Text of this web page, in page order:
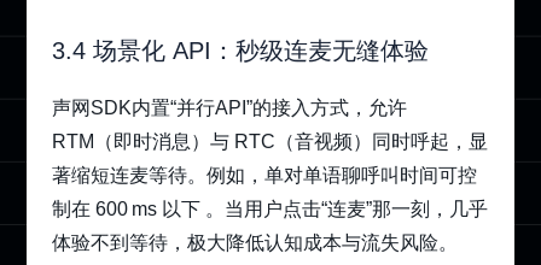
3.4 场景化 API：秒级连麦无缝体验
声网SDK内置“并行API”的接入方式，允许
RTM（即时消息）与 RTC（音视频）同时呼起，显
著缩短连麦等待。例如，单对单语聊呼叫时间可控
制在 600 ms 以下 。当用户点击“连麦”那一刻，几乎
体验不到等待，极大降低认知成本与流失风险。